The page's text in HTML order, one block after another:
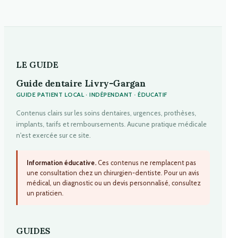
LE GUIDE
Guide dentaire Livry-Gargan
GUIDE PATIENT LOCAL · INDÉPENDANT · ÉDUCATIF
Contenus clairs sur les soins dentaires, urgences, prothèses,
implants, tarifs et remboursements. Aucune pratique médicale
n'est exercée sur ce site.
Information éducative.Ces contenus ne remplacent pas
une consultation chez un chirurgien-dentiste. Pour un avis
médical, un diagnostic ou un devis personnalisé, consultez
un praticien.
GUIDES